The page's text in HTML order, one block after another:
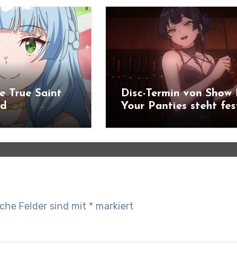
True Saint
Disc-Termin von Show
Your Panties steht
Felder sind mit * markiert